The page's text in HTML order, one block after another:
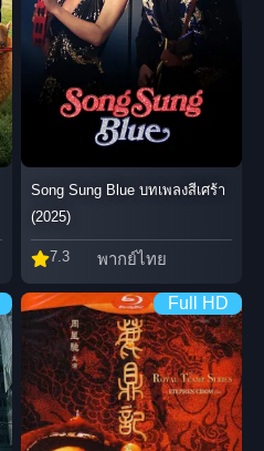
Song Sung Blue บทเพลงสีเศร้า
(2025)
7.3 พากย์ไทย
Full HD